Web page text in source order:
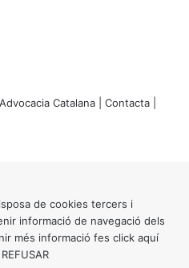
Catalana | Contacta
de cookies tercers i
informació de navegació dels
més informació fes click aquí
REFUSAR